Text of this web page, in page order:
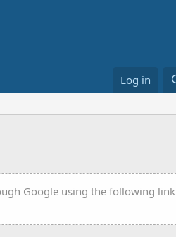
Log in
Google using the following link